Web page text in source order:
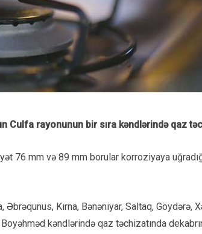
Culfa rayonunun bir sıra kəndlərində qaz
76 mm və 89 mm borular korroziyaya
Əbrəqunus, Kırna, Bənəniyar, Saltaq, Göydərə,
kəndlərində qaz təchizatında